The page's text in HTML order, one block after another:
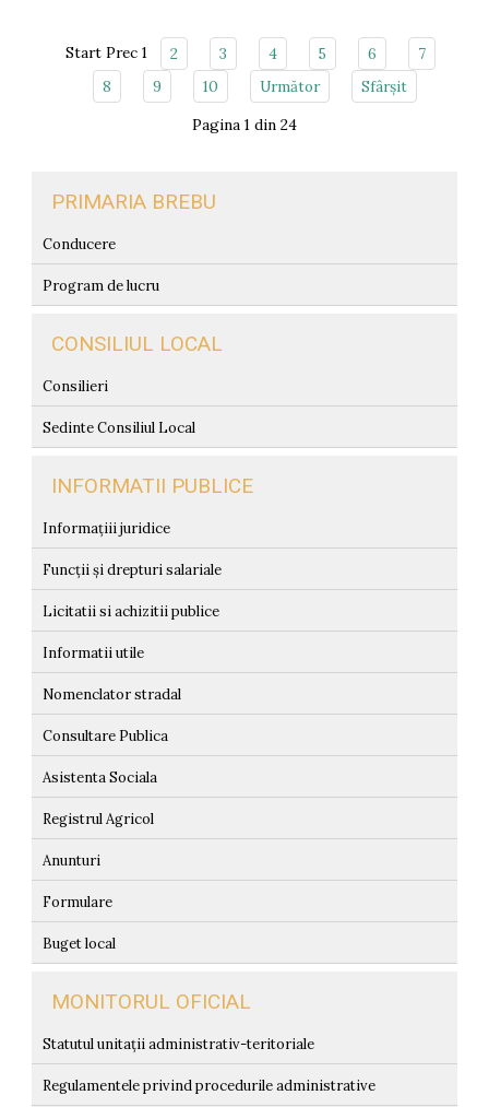
Start Prec 1 2 3 4 5 6
7
8
9 10 Următor
Sfârșit
Pagina 1 din 24
PRIMARIA BREBU
Conducere
Program de lucru
CONSILIUL LOCAL
Consilieri
Sedinte Consiliul Local
INFORMATII PUBLICE
Informațiii juridice
Funcții și drepturi salariale
Licitatii si achizitii publice
Informatii utile
Nomenclator stradal
Consultare Publica
Asistenta Sociala
Registrul Agricol
Anunturi
Formulare
Buget local
MONITORUL OFICIAL
Statutul unitații administrativ-teritoriale
Regulamentele privind procedurile administrative